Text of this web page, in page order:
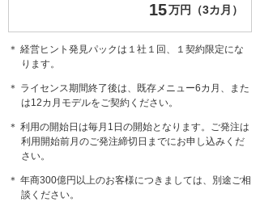
15万円（3カ月）
＊ 経営ヒント発見パックは１社１回、１契約限定にな
ります。
＊ ライセンス期間終了後は、既存メニュー6カ月、また
は12カ月モデルをご契約ください。
＊ 利用の開始日は毎月1日の開始となります。ご発注は
利用開始前月のご発注締切日までにお申し込みくだ
さい。
＊ 年商300億円以上のお客様につきましては、別途ご相
談ください。